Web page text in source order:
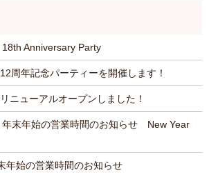
18th Anniversary Party
周年記念パーティーを開催します！
ニューアルオープンしました！
年末年始の営業時間のお知らせ New Year
年始の営業時間のお知らせ